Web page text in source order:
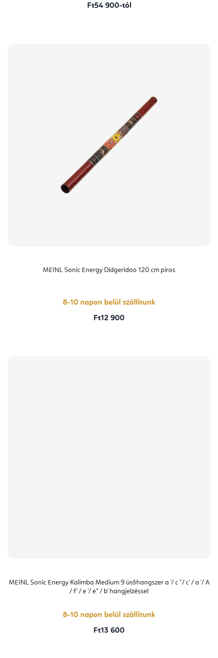
Ft54 900-tól
MEINL Sonic Energy Didgeridoo 120 cm piros
8-10 napon belül szállítunk
Ft12 900
MEINL Sonic Energy Kalimba Medium 9 ütőhangszer a '/ c "/ c' / a '/ A
/ f' / e '/ e" / b' hangjelzéssel
8-10 napon belül szállítunk
Ft13 600